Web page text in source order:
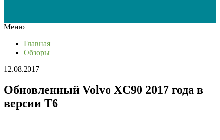
Меню
Главная
Обзоры
12.08.2017
Обновленный Volvo XC90 2017 года в
версии T6